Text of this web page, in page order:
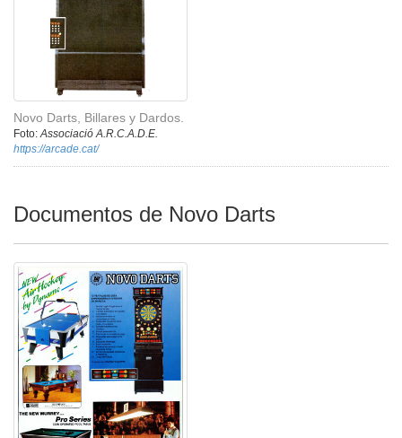
Novo Darts, Billares y Dardos.
Foto:Associació A.R.C.A.D.E.
https://arcade.cat/
Documentos de Novo Darts